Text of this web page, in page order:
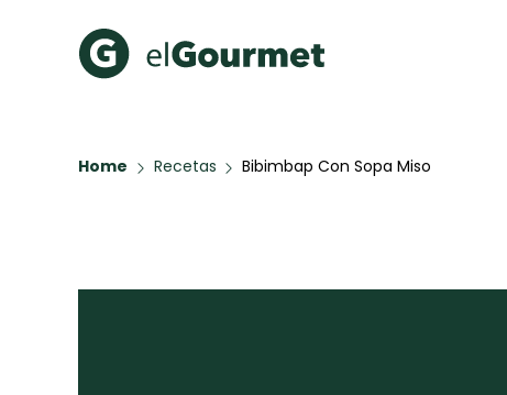
Home Recetas Bibimbap Con Sopa Miso